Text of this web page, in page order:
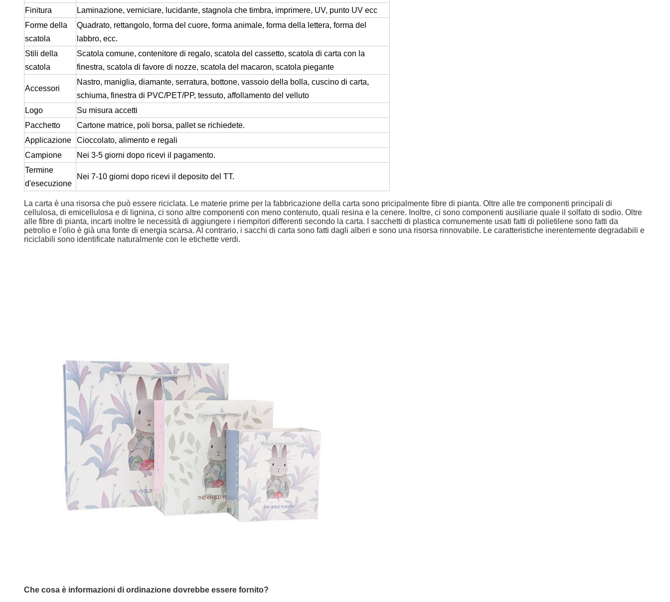
Finitura
Laminazione, verniciare, lucidante, stagnola che timbra, imprimere, UV, punto UV ecc
Forme della
scatola
Quadrato, rettangolo, forma del cuore, forma animale, forma della lettera, forma del
labbro, ecc.
Stili della
scatola
Scatola comune, contenitore di regalo, scatola del cassetto, scatola di carta con la
finestra, scatola di favore di nozze, scatola del macaron, scatola piegante
Accessori
Nastro, maniglia, diamante, serratura, bottone, vassoio della bolla, cuscino di carta,
schiuma, finestra di PVC/PET/PP, tessuto, affollamento del velluto
Logo
Su misura accetti
Pacchetto
Cartone matrice, poli borsa, pallet se richiedete.
Applicazione
Cioccolato, alimento e regali
Campione
Nei 3-5 giorni dopo ricevi il pagamento.
Termine
d'esecuzione
Nei 7-10 giorni dopo ricevi il deposito del TT.
La carta è una risorsa che può essere riciclata. Le materie prime per la fabbricazione della carta sono pricipalmente fibre di pianta. Oltre alle tre componenti principali di
cellulosa, di emicellulosa e di lignina, ci sono altre componenti con meno contenuto, quali resina e la cenere. Inoltre, ci sono componenti ausiliarie quale il solfato di sodio. Oltre
alle fibre di pianta, incarti inoltre le necessità di aggiungere i riempitori differenti secondo la carta. I sacchetti di plastica comunemente usati fatti di polietilene sono fatti da
petrolio e l'olio è già una fonte di energia scarsa. Al contrario, i sacchi di carta sono fatti dagli alberi e sono una risorsa rinnovabile. Le caratteristiche inerentemente degradabili e
riciclabili sono identificate naturalmente con le etichette verdi.
Che cosa è informazioni di ordinazione dovrebbe essere fornito?